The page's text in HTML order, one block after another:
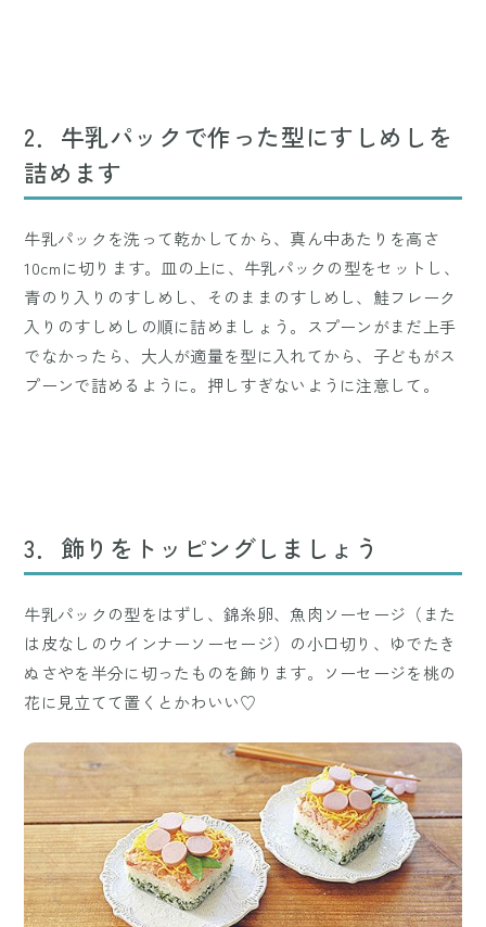
2．牛乳パックで作った型にすしめしを
詰めます
牛乳パックを洗って乾かしてから、真ん中あたりを高さ
10cmに切ります。皿の上に、牛乳パックの型をセットし、
青のり入りのすしめし、そのままのすしめし、鮭フレーク
入りのすしめしの順に詰めましょう。スプーンがまだ上手
でなかったら、大人が適量を型に入れてから、子どもがス
プーンで詰めるように。押しすぎないように注意して。
3．飾りをトッピングしましょう
牛乳パックの型をはずし、錦糸卵、魚肉ソーセージ（また
は皮なしのウインナーソーセージ）の小口切り、ゆでたき
ぬさやを半分に切ったものを飾ります。ソーセージを桃の
花に見立てて置くとかわいい♡